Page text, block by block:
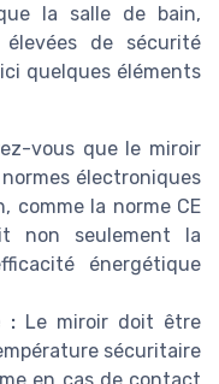
la salle de bain,
de sécurité
quelques éléments
vous que le miroir
électroniques
comme la norme CE
non seulement la
énergétique
: Le miroir doit être
sécuritaire